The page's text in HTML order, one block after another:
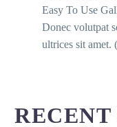
Easy To Use
Donec volutpat
ultrices sit amet.